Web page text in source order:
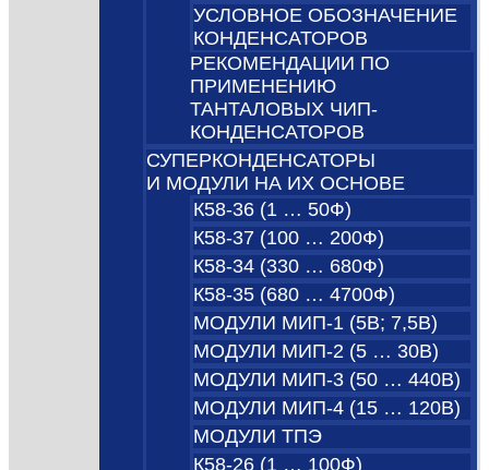
УСЛОВНОЕ ОБОЗНАЧЕНИЕ
КОНДЕНСАТОРОВ
РЕКОМЕНДАЦИИ ПО
ПРИМЕНЕНИЮ
ТАНТАЛОВЫХ ЧИП-
КОНДЕНСАТОРОВ
СУПЕРКОНДЕНСАТОРЫ
И МОДУЛИ НА ИХ ОСНОВЕ
К58-36 (1 … 50Ф)
К58-37 (100 … 200Ф)
К58-34 (330 … 680Ф)
К58-35 (680 … 4700Ф)
МОДУЛИ МИП-1 (5В; 7,5B)
МОДУЛИ МИП-2 (5 … 30В)
МОДУЛИ МИП-3 (50 … 440В)
МОДУЛИ МИП-4 (15 … 120В)
МОДУЛИ ТПЭ
К58-26 (1 … 100Ф)